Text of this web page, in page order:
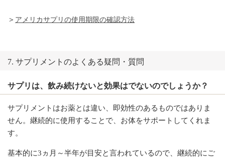
＞ アメリカサプリの使用期限の確認方法
7. サプリメントのよくある疑問・質問
サプリは、飲み続けないと効果はでないのでしょうか？
サプリメントはお薬とは違い、即効性のあるものではありま
せん。継続的に使用することで、お体をサポートしてくれま
す。
基本的に3ヵ月～半年が目安と言われているので、継続的にご